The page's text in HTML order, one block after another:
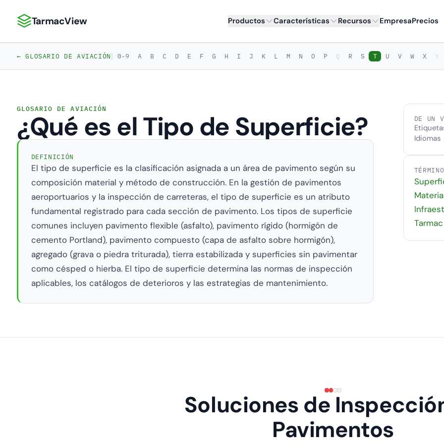
TarmacView: Análisis de Aviación de Precisión
TarmacView Productos Características Recursos EmpresaPrecios
← GLOSARIO DE AVIACIÓN| 0-9 A B C D E F G H I J K L M N O P Q R S T U V W X Y
GLOSARIO DE AVIACIÓN
¿Qué es el Tipo de Superficie?
DEFINICIÓN
El tipo de superficie es la clasificación asignada a un área de pavimento según su
composición material y método de construcción. En la gestión de pavimentos
aeroportuarios y la inspección de carreteras, el tipo de superficie es un atributo
fundamental registrado para cada sección de pavimento. Los tipos de superficie
comunes incluyen pavimento flexible (asfalto), pavimento rígido (hormigón de
cemento Portland), pavimento compuesto (capa de asfalto sobre hormigón),
agregado (grava o piedra triturada), tierra estabilizada y superficies sin pavimentar
como césped o hierba. El tipo de superficie determina las normas de inspección
aplicables, los catálogos de deterioros y las estrategias de mantenimiento.
DE UN
Idiomas
Tarmac
Soluciones de
Pavimentos